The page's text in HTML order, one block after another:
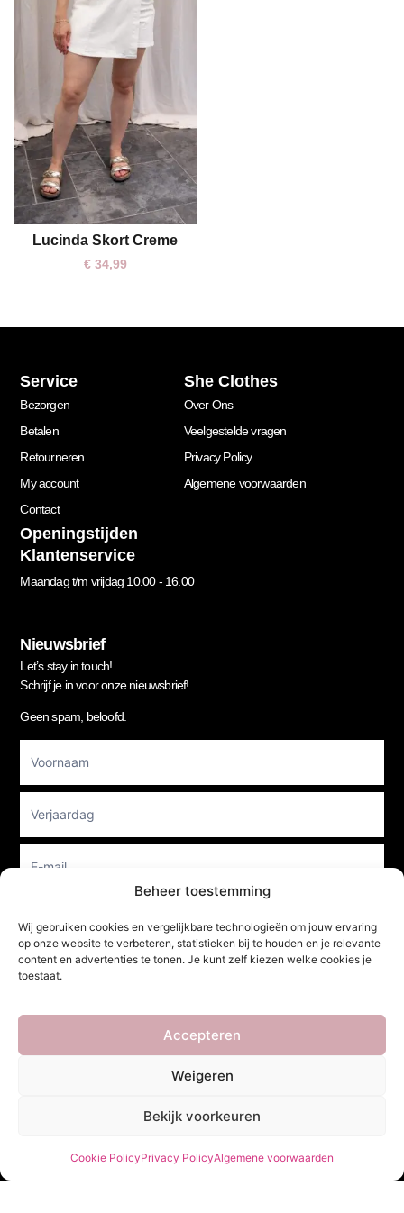
Beheer toestemming
Wij gebruiken cookies en vergelijkbare technologieën om jouw ervaring
op onze website te verbeteren, statistieken bij te houden en je relevante
content en advertenties te tonen. Je kunt zelf kiezen welke cookies je
toestaat.
Accepteren
Weigeren
Bekijk voorkeuren
Cookie PolicyPrivacy PolicyAlgemene voorwaarden
S
Lucinda Skort Creme
€34,99
Service
Bezorgen
Betalen
Retourneren
My account
Contact
She Clothes
Over Ons
Veelgestelde vragen
Privacy Policy
Algemene voorwaarden
Openingstijden
Klantenservice
Maandag t/m vrijdag 10.00 - 16.00
Nieuwsbrief
Let’s stay in touch!
Schrijf je in voor onze nieuwsbrief!
Geen spam, beloofd.
Newsletter
Verzenden